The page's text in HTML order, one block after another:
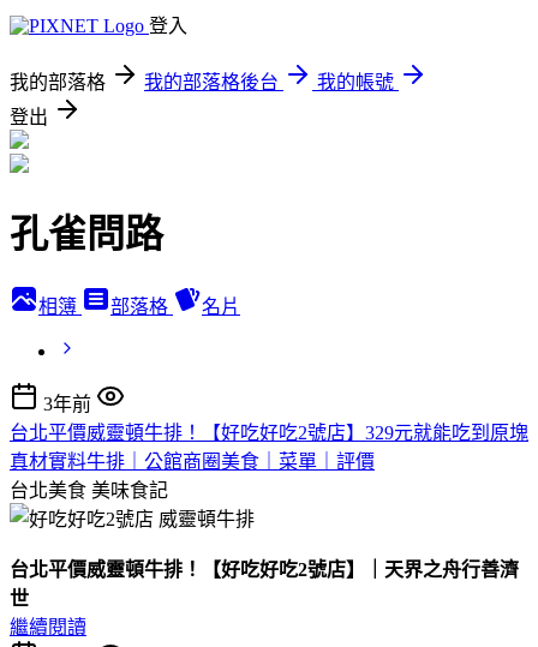
登入
我的部落格 我的部落格後台
我的帳號
登出
孔雀問路
相簿 部落格 名片
3年前
台北平價威靈頓牛排！【好吃好吃2號店】329元就能吃到原塊
真材實料牛排｜公館商圈美食｜菜單｜評價
台北美食 美味食記
台北平價威靈頓牛排！【好吃好吃2號店】｜天界之舟行善濟
世
繼續閱讀